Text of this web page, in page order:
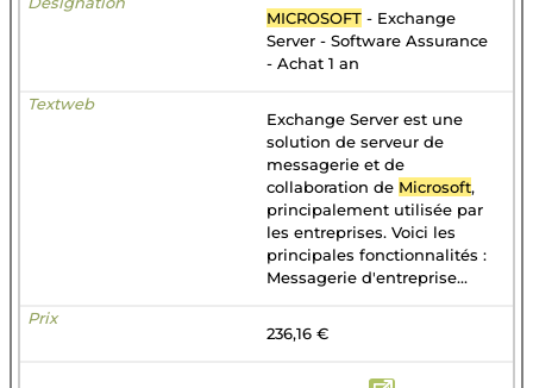
MICROSOFT - Exchange
Server - Software Assurance
- Achat 1 an
Exchange Server est une
solution de serveur de
messagerie et de
collaboration de Microsoft,
principalement utilisée par
les entreprises. Voici les
principales fonctionnalités :
Messagerie d'entreprise...
236,16 €